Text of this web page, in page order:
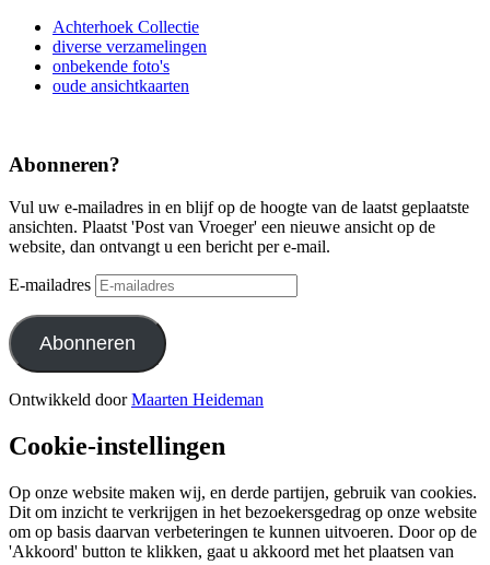
Achterhoek Collectie
diverse verzamelingen
onbekende foto's
oude ansichtkaarten
Abonneren?
Vul uw e-mailadres in en blijf op de hoogte van de laatst geplaatste
ansichten. Plaatst 'Post van Vroeger' een nieuwe ansicht op de
website, dan ontvangt u een bericht per e-mail.
E-mailadres
Abonneren
Ontwikkeld doorMaarten Heideman
Cookie-instellingen
Op onze website maken wij, en derde partijen, gebruik van cookies.
Dit om inzicht te verkrijgen in het bezoekersgedrag op onze website
om op basis daarvan verbeteringen te kunnen uitvoeren. Door op de
'Akkoord' button te klikken, gaat u akkoord met het plaatsen van